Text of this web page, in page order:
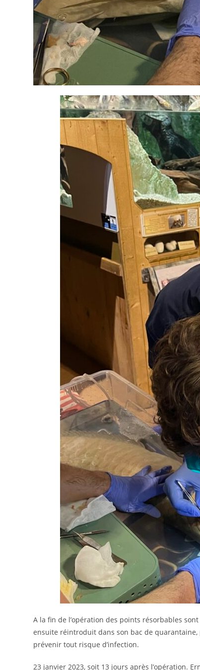
A la fin de l’opération des points résorbables
ensuite réintroduit dans son bac de
prévenir tout risque d’infection.
23 janvier 2023, soit 13 jours après l’opération.